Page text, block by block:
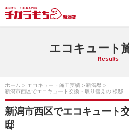
エコキュート
Results
ホーム エコキュート施工実績
新潟県
新潟市西区でエコキュート交換・取り替えのI様邸
新潟市西区でエコキュート
邸